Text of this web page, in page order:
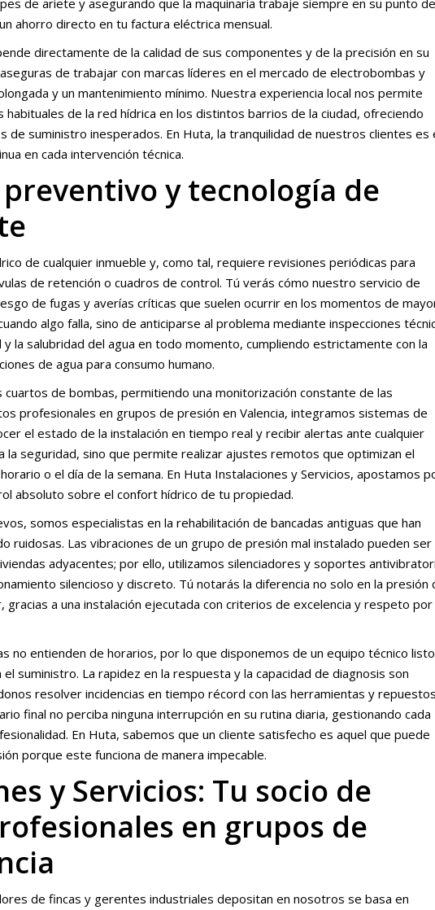
de ariete y asegurando que la maquinaria trabaje siempre en su punto de
ahorro directo en tu factura eléctrica mensual.
directamente de la calidad de sus componentes y de la precisión en su
de trabajar con marcas líderes en el mercado de electrobombas y
y un mantenimiento mínimo. Nuestra experiencia local nos permite
de la red hídrica en los distintos barrios de la ciudad, ofreciendo
de suministro inesperados. En Huta, la tranquilidad de nuestros clientes es
en cada intervención técnica.
y tecnología de
de cualquier inmueble y, como tal, requiere revisiones periódicas para
de retención o cuadros de control. Tú verás cómo nuestro servicio de
de fugas y averías críticas que suelen ocurrir en los momentos de
algo falla, sino de anticiparse al problema mediante inspecciones
la salubridad del agua en todo momento, cumpliendo estrictamente con la
de agua para consumo humano.
cuartos de bombas, permitiendo una monitorización constante de las
profesionales en grupos de presión en Valencia, integramos sistemas de
el estado de la instalación en tiempo real y recibir alertas ante cualquier
la seguridad, sino que permite realizar ajustes remotos que optimizan el
o el día de la semana. En Huta Instalaciones y Servicios, apostamos
absoluto sobre el confort hídrico de tu propiedad.
somos especialistas en la rehabilitación de bancadas antiguas que han
ruidosas. Las vibraciones de un grupo de presión mal instalado pueden ser
adyacentes; por ello, utilizamos silenciadores y soportes
silencioso y discreto. Tú notarás la diferencia no solo en la presión
gracias a una instalación ejecutada con criterios de excelencia y respeto por
no entienden de horarios, por lo que disponemos de un equipo técnico listo
suministro. La rapidez en la respuesta y la capacidad de diagnosis son
resolver incidencias en tiempo récord con las herramientas y repuestos
final no perciba ninguna interrupción en su rutina diaria, gestionando cada
En Huta, sabemos que un cliente satisfecho es aquel que puede
porque este funciona de manera impecable.
y Servicios: Tu socio de
en grupos de
de fincas y gerentes industriales depositan en nosotros se basa en